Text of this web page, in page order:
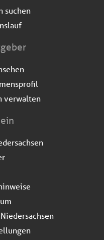
suchen
verwalten